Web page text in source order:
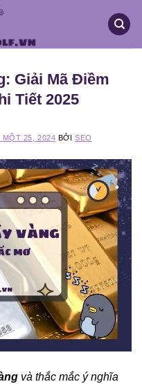
Giải Mã Điềm
Tiết 2025
25, 2024 BỞISEO
và thắc mắc ý nghĩa